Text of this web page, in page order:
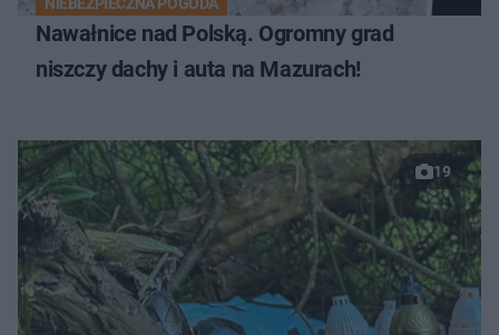
Nawałnice nad Polską. Ogromny grad
niszczy dachy i auta na Mazurach!
19